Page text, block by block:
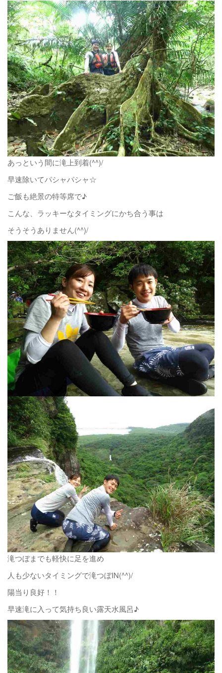
あっという間に滝上到着(^^)/
早速除いてパシャパシャ☆
ご飯も絶景の特等席で♪
こんな、ラッキーなタイミングにかち合う事は
そうそうありません(^^)/
滝つぼまでも軽快に足を進め
人も少ないタイミングで滝つぼIN(^^)/
陽当り良好！！
早速滝に入って気持ち良い露天水風呂♪